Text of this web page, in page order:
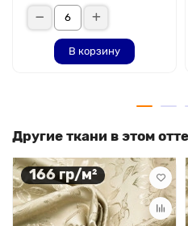
В корзину
Другие ткани в этом
166 гр/м²